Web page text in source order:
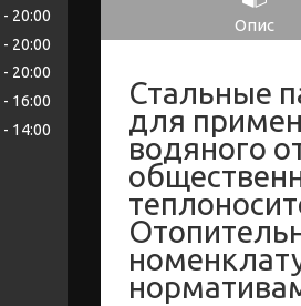
Опис
Стальные
для
водяного
20:00
20:00
20:00
16:00
14:00